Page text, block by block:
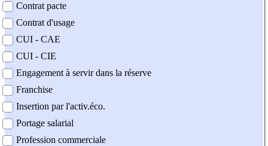
Contrat pacte
Contrat d'usage
CUI - CAE
CUI - CIE
Engagement à servir dans la réserve
Franchise
Insertion par l'activ.éco.
Portage salarial
Profession commerciale